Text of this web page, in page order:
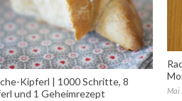
Kipferl | 1000 Schritte, 8
und 1 Geheimrezept
Mai